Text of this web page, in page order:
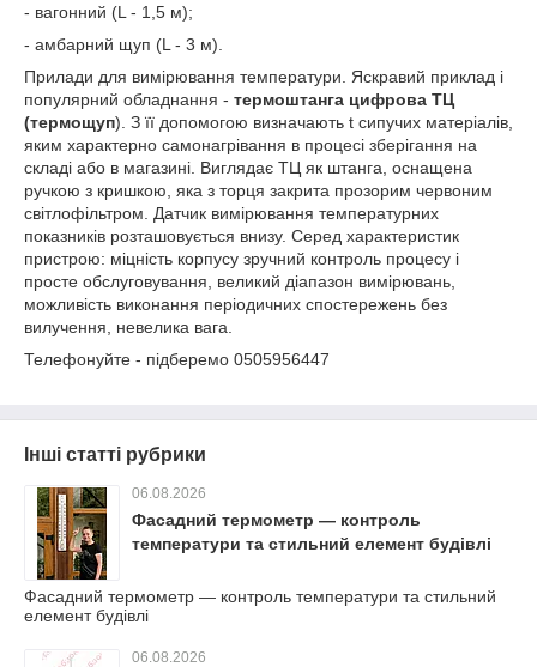
- вагонний (L - 1,5 м);
- амбарний щуп (L - 3 м).
Прилади для вимірювання температури. Яскравий приклад і
популярний обладнання - термоштанга цифрова ТЦ
(термощуп). З її допомогою визначають t сипучих матеріалів,
яким характерно самонагрівання в процесі зберігання на
складі або в магазині. Виглядає ТЦ як штанга, оснащена
ручкою з кришкою, яка з торця закрита прозорим червоним
світлофільтром. Датчик вимірювання температурних
показників розташовується внизу. Серед характеристик
пристрою: міцність корпусу зручний контроль процесу і
просте обслуговування, великий діапазон вимірювань,
можливість виконання періодичних спостережень без
вилучення, невелика вага.
Телефонуйте - підберемо 0505956447
Інші статті рубрики
06.08.2026
Фасадний термометр — контроль
температури та стильний елемент будівлі
Фасадний термометр — контроль температури та стильний
елемент будівлі
06.08.2026